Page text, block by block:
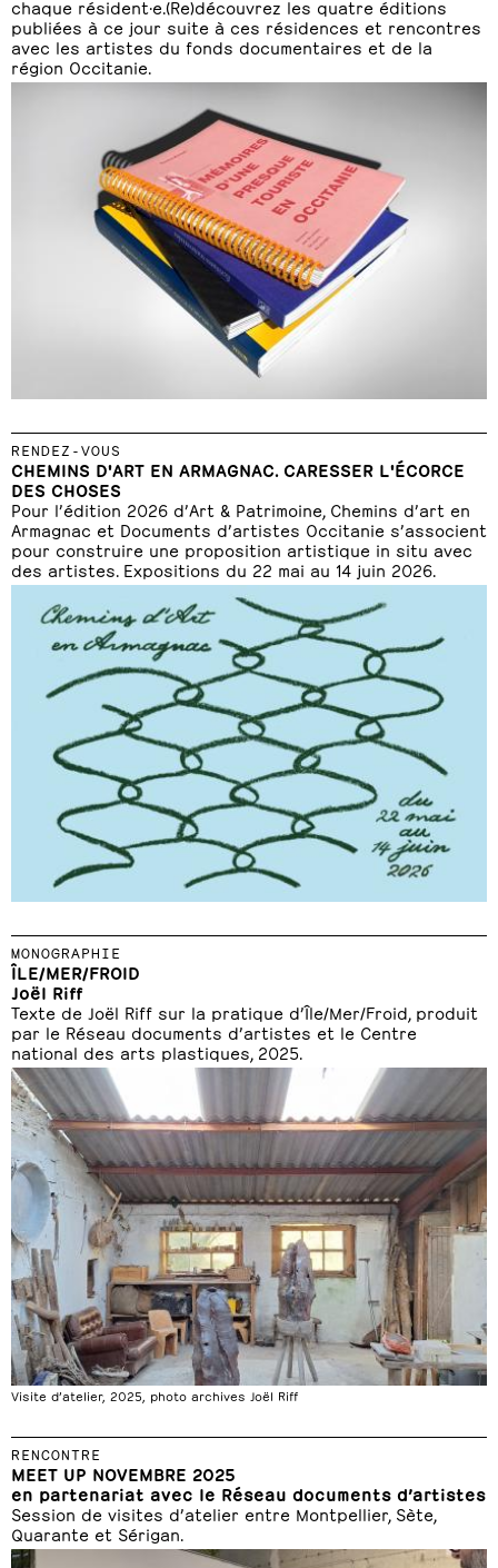
chaque résident·e.(Re)découvrez les quatre éditions
publiées à ce jour suite à ces résidences et rencontres
avec les artistes du fonds documentaires et de la
région Occitanie.
RENDEZ-VOUS
CHEMINS D'ART EN ARMAGNAC. CARESSER L'ÉCORCE
DES CHOSES
Pour l’édition 2026 d’Art & Patrimoine, Chemins d’art en
Armagnac et Documents d’artistes Occitanie s’associent
pour construire une proposition artistique in situ avec
des artistes. Expositions du 22 mai au 14 juin 2026.
MONOGRAPHIE
ÎLE/MER/FROID
Joël Riff
Texte de Joël Riff sur la pratique d’Île/Mer/Froid, produit
par le Réseau documents d’artistes et le Centre
national des arts plastiques, 2025.
Visite d’atelier, 2025, photo archives Joël Riff
RENCONTRE
MEET UP NOVEMBRE 2025
en partenariat avec le Réseau documents d’artistes
Session de visites d’atelier entre Montpellier, Sète,
Quarante et Sérigan.